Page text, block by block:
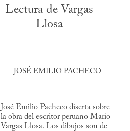
Lectura de Vargas
Llosa
JOSÉ EMILIO PACHECO
José Emilio Pacheco diserta sobre
la obra del escritor peruano Mario
Vargas Llosa. Los dibujos son de